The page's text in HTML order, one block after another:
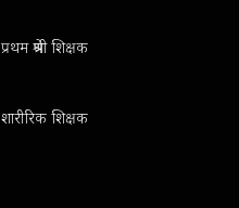
प्रथम श्रेणी शिक्षक
शारीरिक शिक्षक